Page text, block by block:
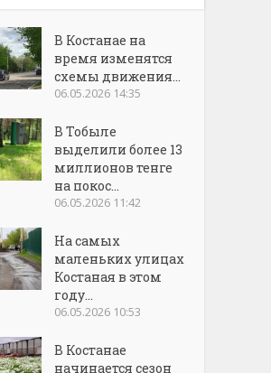
В Костанае на
время изменятся
схемы движения...
06.05.2026 14:35
В Тобыле
выделили более 13
миллионов тенге
на покос...
06.05.2026 11:42
На самых
маленьких улицах
Костаная в этом
году...
06.05.2026 10:53
В Костанае
начинается сезон